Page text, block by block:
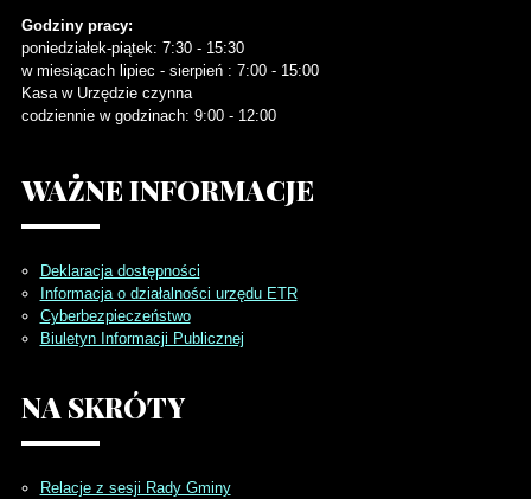
Godziny pracy:
poniedziałek-piątek: 7:30 - 15:30
w miesiącach lipiec - sierpień : 7:00 - 15:00
Kasa w Urzędzie czynna
codziennie w godzinach: 9:00 - 12:00
WAŻNEINFORMACJE
Deklaracja dostępności
Informacja o działalności urzędu ETR
Cyberbezpieczeństwo
Biuletyn Informacji Publicznej
NA SKRÓTY
Relacje z sesji Rady Gminy